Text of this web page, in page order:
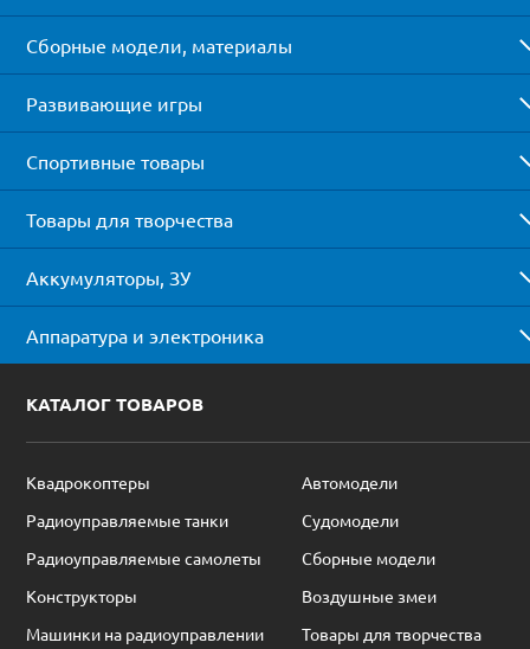
Сборные модели, материалы
Развивающие игры
Спортивные товары
Товары для творчества
Аккумуляторы, ЗУ
Аппаратура и электроника
КАТАЛОГ ТОВАРОВ
Квадрокоптеры
Автомодели
Радиоуправляемые танки
Судомодели
Радиоуправляемые самолеты
Сборные модели
Конструкторы
Воздушные змеи
Машинки на радиоуправлении
Товары для творчества